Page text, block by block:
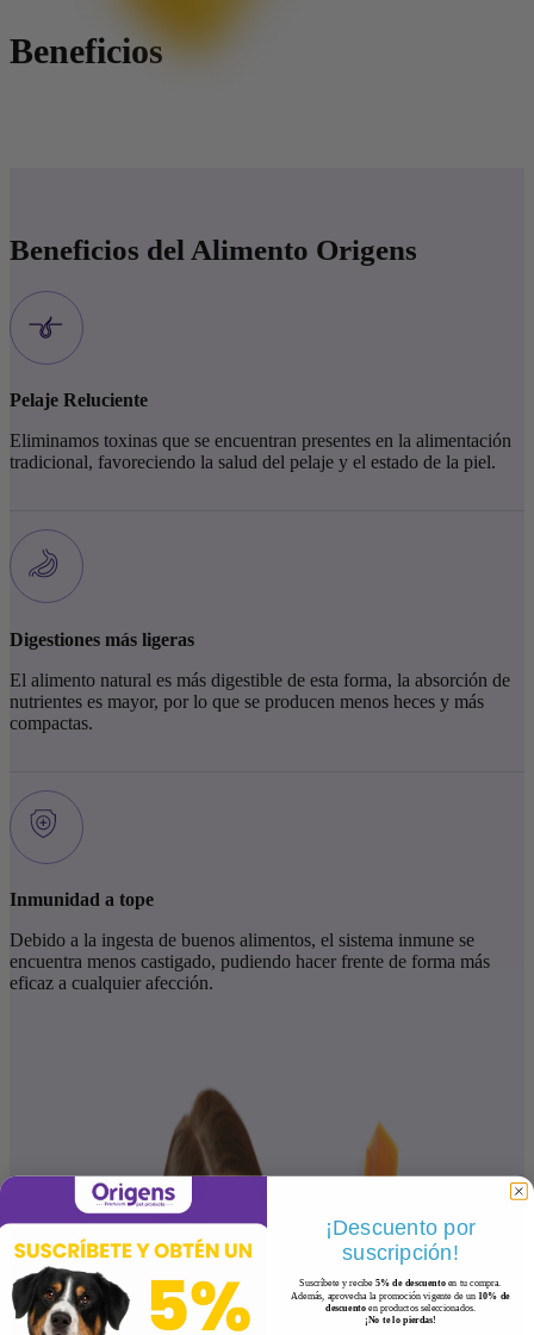
Beneficios
Beneficios del Alimento Origens
Pelaje Reluciente
Eliminamos toxinas que se encuentran presentes en la alimentación
tradicional, favoreciendo la salud del pelaje y el estado de la piel.
Digestiones más ligeras
El alimento natural es más digestible de esta forma, la absorción de
nutrientes es mayor, por lo que se producen menos heces y más
compactas.
Inmunidad a tope
Debido a la ingesta de buenos alimentos, el sistema inmune se
encuentra menos castigado, pudiendo hacer frente de forma más
eficaz a cualquier afección.
¡Descuento por
suscripción!
Suscríbete y recibe5% de descuentoen tu compra.
Además, aprovecha la promoción vigente de un10% de
descuentoen productos seleccionados.
¡No te lo pierdas!